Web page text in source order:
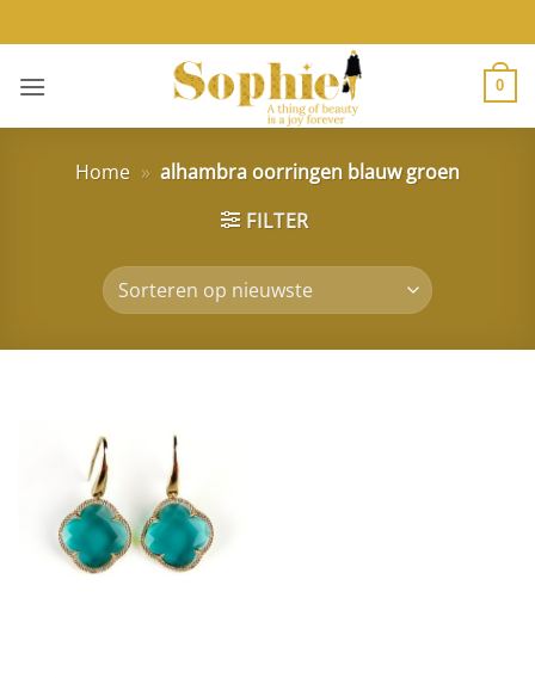
naar
inhoud
0
Home » alhambra oorringen blauw groen
FILTER